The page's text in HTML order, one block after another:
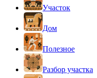
Участок
Дом
Полезное
Разбор участка